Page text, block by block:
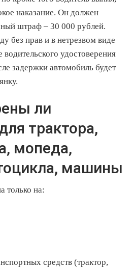
наказание. Он должен
штраф – 30 000 рублей.
без прав и в нетрезвом виде
удостоверения
задержки автомобиль будет
ли
трактора,
мопеда,
машины
только на:
средств (трактор,